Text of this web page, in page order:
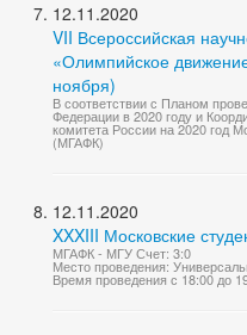
12.11.2020
VII Всероссийская
«Олимпийское
ноября)
В соответствии с Планом
Федерации в 2020 году и
комитета России на 2020 год
(МГАФК)
12.11.2020
XXXIII Московские
МГАФК - МГУ Счет: 3:0
Место проведения:
Время проведения с 18:00 до